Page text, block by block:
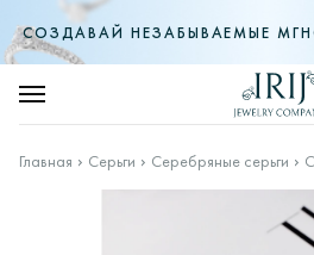
СОЗДАВАЙ НЕЗАБЫВАЕМЫЕ
Главная Серьги Серебряные серьги